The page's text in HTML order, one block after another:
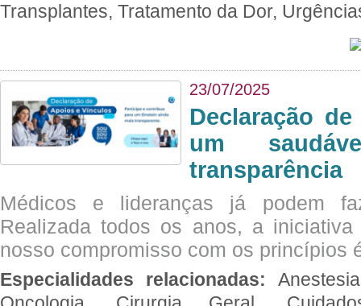
Transplantes, Tratamento da Dor,
23/07/2025
Declaração
um
transparência
Médicos e lideranças já podem
Realizada todos os anos, a
nosso compromisso com os princípios
Especialidades relacionadas: